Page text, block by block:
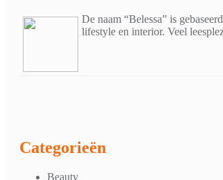
De naam “Belessa” is
lifestyle en interior. Veel
Categorieën
Beauty